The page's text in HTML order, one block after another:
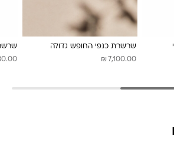
שרשרת כנפי החופש גדולה
₪ 7,100.00